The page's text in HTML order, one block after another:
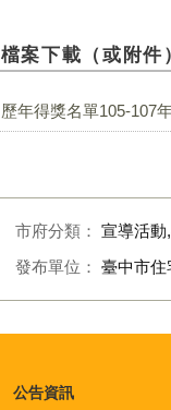
檔案下載（或附件
歷年得獎名單105-107
市府分類： 宣導活動
發布單位： 臺中市住
公告資訊